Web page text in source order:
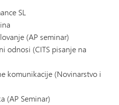
SL
(AP seminar)
odnosi (CITS pisanje na
komunikacije (Novinarstvo i
(AP Seminar)